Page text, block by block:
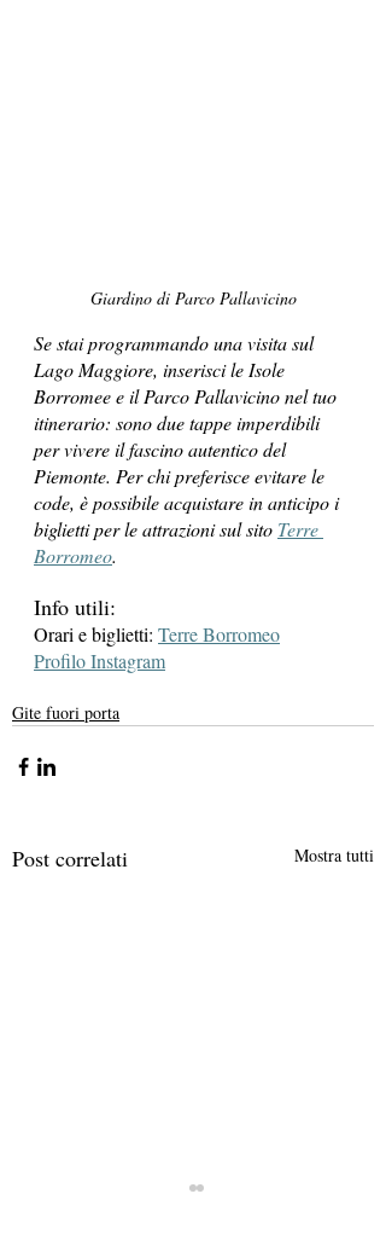
Giardino di Parco Pallavicino
Se stai programmando una visita sul
Lago Maggiore, inserisci le Isole
Borromee e il Parco Pallavicino nel tuo
itinerario: sono due tappe imperdibili
per vivere il fascino autentico del
Piemonte. Per chi preferisce evitare le
code, è possibile acquistare in anticipo i
biglietti per le attrazioni sul sito Terre
Borromeo.
Info utili:
Orari e biglietti: Terre Borromeo
Profilo Instagram
Gite fuori porta
Post correlati Mostra tutti